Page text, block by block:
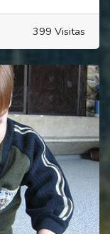
399 Visitas